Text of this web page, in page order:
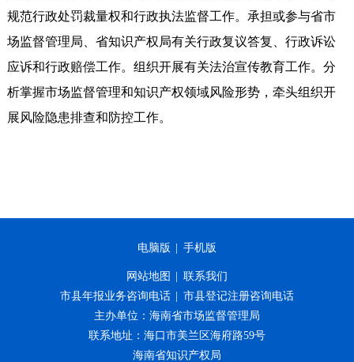
规范行政处罚裁量权和行政执法监督工作。承担或参与省市
场监督管理局、省知识产权局有关行政复议答复、行政诉讼
应诉和行政赔偿工作。组织开展有关法治宣传教育工作。分
析掌握市场监督管理和知识产权领域风险形势，牵头组织开
展风险隐患排查和防控工作。
电脑版 手机版
网站地图
联系我们
市县年报业务咨询电话
市县登记注册咨询电话
主办单位：海南省市场监督管理局
联系地址：海口市美兰区海府路59号
海南省知识产权局